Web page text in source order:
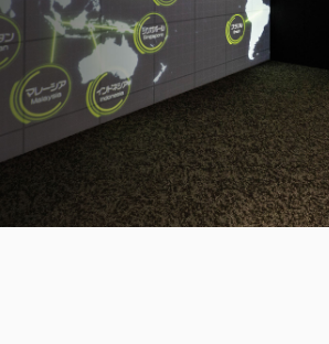
三木森グループについて